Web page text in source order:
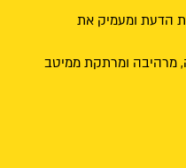
הדעת ומעמיק את
מרהיבה ומרתקת ממיטב